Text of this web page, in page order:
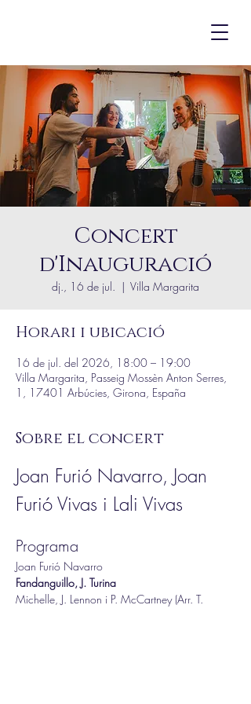
Concert
d'Inauguració
dj., 16 de jul.
  |
Villa Margarita
Horari i ubicació
16 de jul. del 2026, 18:00 – 19:00
Villa Margarita, Passeig Mossèn Anton Serres,
1, 17401 Arbúcies, Girona, España
Sobre el concert
Joan Furió Navarro, Joan
Furió Vivas i Lali Vivas
Programa
Joan Furió Navarro
Fandanguillo, J. Turina
Michelle, J. Lennon i P. McCartney (Arr. T.